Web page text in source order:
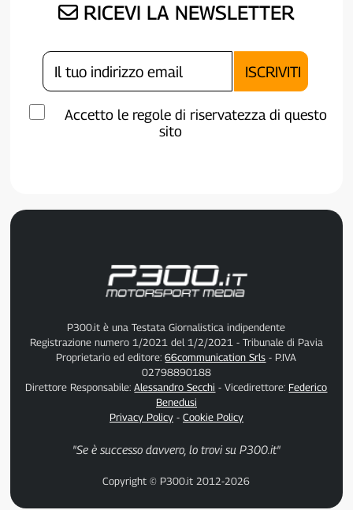
RICEVI LA NEWSLETTER
Accetto le regole di riservatezza di questo
sito
P300.it è una Testata Giornalistica indipendente
Registrazione numero 1/2021 del 1/2/2021 - Tribunale di Pavia
Proprietario ed editore:66communication Srls - P.IVA
02798890188
Direttore Responsabile:Alessandro Secchi - Vicedirettore: Federico
Benedusi
Privacy Policy- Cookie Policy
"Se è successo davvero, lo trovi su P300.it"
Copyright © P300.it 2012-2026